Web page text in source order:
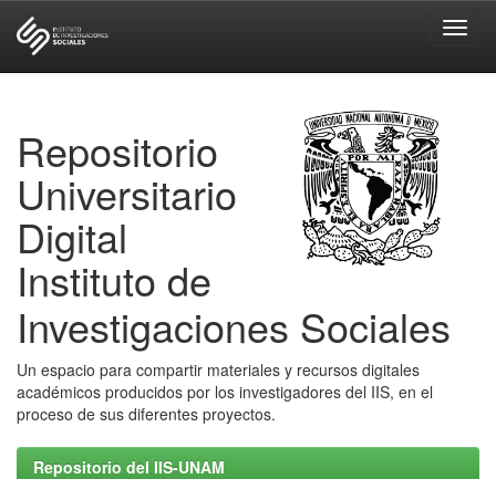
Repositorio
Universitario
Digital
Instituto de
Investigaciones Sociales
Un espacio para compartir materiales y recursos digitales
académicos producidos por los investigadores del IIS, en el
proceso de sus diferentes proyectos.
Repositorio del IIS-UNAM